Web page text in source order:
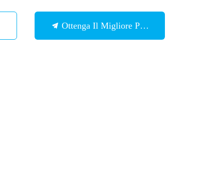
Ottenga Il Migliore Prezzo